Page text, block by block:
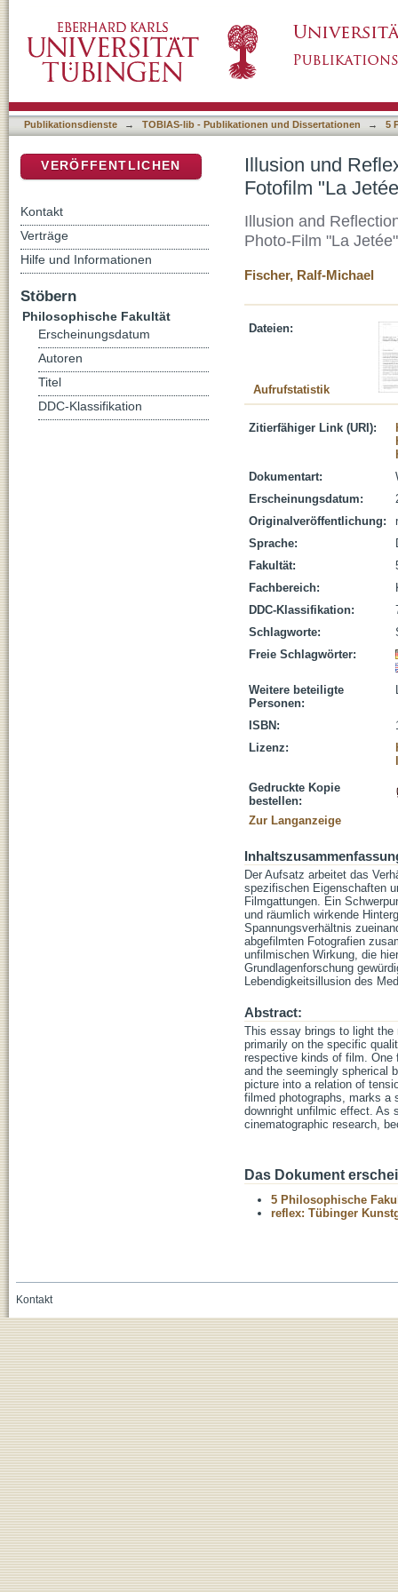
Publikationsdienste → TOBIAS-lib - Publikationen und Dissertationen → 5
Illusion und
Fotofilm "La
Illusion and
Photo-Film "La Jetée"
Fischer, Ralf-Michael
Dateien:
Aufrufstatistik
Zitierfähiger Link (URI):
Dokumentart:
Erscheinungsdatum:
Originalveröffentlichung:
Sprache:
Fakultät:
Fachbereich:
DDC-Klassifikation:
Schlagworte:
Freie Schlagwörter:
Weitere beteiligte
Personen:
ISBN:
Lizenz:
Gedruckte Kopie
bestellen:
Zur Langanzeige
Der Aufsatz arbeitet das
spezifischen Eigenschaften
Filmgattungen. Ein
und räumlich wirkende
Spannungsverhältnis
abgefilmten Fotografien
unfilmischen Wirkung, die
Grundlagenforschung
Lebendigkeitsillusion des
Abstract:
This essay brings to light
primarily on the specific
respective kinds of film. One
and the seemingly spherical
picture into a relation of
filmed photographs, marks a
downright unfilmic effect. As
cinematographic research,
Das Dokument
5 Philosophische
reflex: Tübinger
VERÖFFENTLICHEN
Kontakt
Verträge
Hilfe und Informationen
Stöbern
Philosophische Fakultät
Erscheinungsdatum
Autoren
Titel
DDC-Klassifikation
Kontakt